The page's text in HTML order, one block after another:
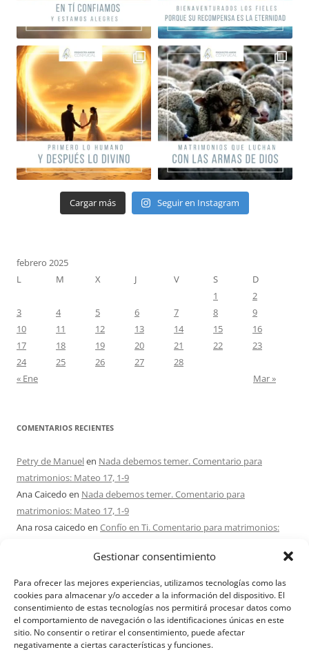
Gestionar consentimiento
Para ofrecer las mejores experiencias, utilizamos tecnologías como las
cookies para almacenar y/o acceder a la información del dispositivo. El
consentimiento de estas tecnologías nos permitirá procesar datos como
el comportamiento de navegación o las identificaciones únicas en este
sitio. No consentir o retirar el consentimiento, puede afectar
negativamente a ciertas características y funciones.
Cargar más Seguir en Instagram
febrero 2025
L
M X J V S
D
1
2
3
4 5 6 7 8
9
10
11 12 13 14 15
16
17
18 19 20 21 22
23
24
25 26 27
28
« Ene
Mar »
COMENTARIOS RECIENTES
Petry de Manuelen Nada debemos temer. Comentario para
matrimonios: Mateo 17, 1-9
Ana Caicedo en Nada debemos temer. Comentario para
matrimonios: Mateo 17, 1-9
Ana rosa caicedo en Confío en Ti. Comentario para matrimonios:
en¿Ser o hacer? Comentario para Matrimonios:
Mateo 15, 1-2. 10-14
Maria Asuncion Herrero Mendezen¿Ser o hacer? Comentario para
Matrimonios: Mateo 15, 1-2. 10-14